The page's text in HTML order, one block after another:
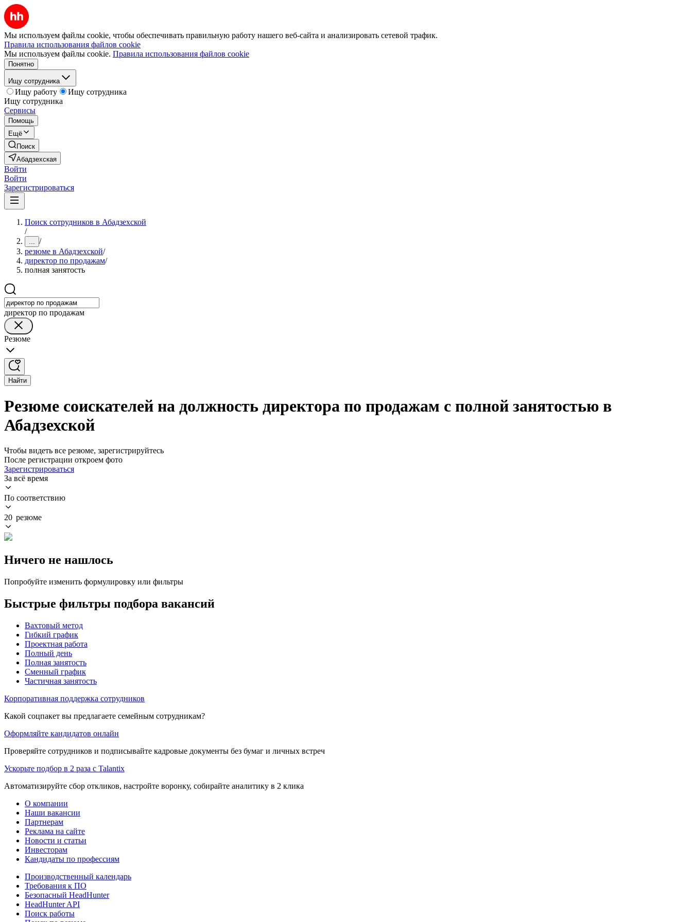
Мы используем файлы cookie, чтобы обеспечивать правильную работу нашего веб-сайта и анализировать сетевой трафик.
Правила использования файлов cookie
Мы используем файлы cookie. Правила использования файлов cookie
Понятно
Ищу сотрудника
Ищу работу
Ищу сотрудника
Ищу сотрудника
Сервисы
Помощь
Ещё
Поиск
Абадзехская
Войти
Войти
Зарегистрироваться
Поиск сотрудников в Абадзехской
/
... /
резюме в Абадзехской/
директор по продажам/
полная занятость
директор по продажам
Резюме
Найти
Резюме соискателей на должность директора по продажам с полной занятостью в
Абадзехской
Чтобы видеть все резюме, зарегистрируйтесь
После регистрации откроем фото
Зарегистрироваться
За всё время
По соответствию
20 резюме
Ничего не нашлось
Попробуйте изменить формулировку или фильтры
Быстрые фильтры подбора вакансий
Вахтовый метод
Гибкий график
Проектная работа
Полный день
Полная занятость
Сменный график
Частичная занятость
Корпоративная поддержка сотрудников
Какой соцпакет вы предлагаете семейным сотрудникам?
Оформляйте кандидатов онлайн
Проверяйте сотрудников и подписывайте кадровые документы без бумаг и личных встреч
Ускорьте подбор в 2 раза с Talantix
Автоматизируйте сбор откликов, настройте воронку, собирайте аналитику в 2 клика
О компании
Наши вакансии
Партнерам
Реклама на сайте
Новости и статьи
Инвесторам
Кандидаты по профессиям
Производственный календарь
Требования к ПО
Безопасный HeadHunter
HeadHunter API
Поиск работы